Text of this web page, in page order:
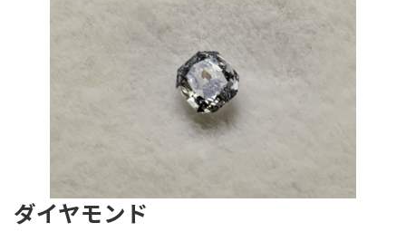
ダイヤモンド